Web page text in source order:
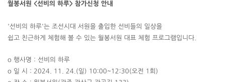
월봉서원 <선비의 하루> 참가신청 안내
'선비의 하루'는 조선시대 서원을 출입한 선비들의 일상을
쉽고 친근하게 체험해 볼 수 있는 월봉서원 대표 체험 프로그램입니다.
o 행사명 : 선비의 하루
o 일 시 : 2024. 11. 24.(일) 10:00~12:30(오전 1회)